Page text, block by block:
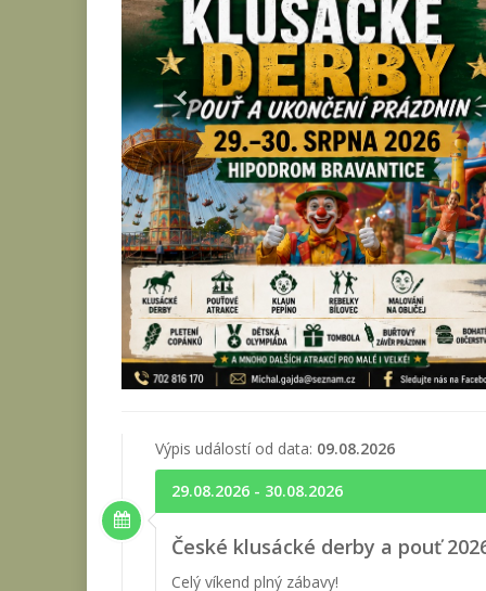
Výpis událostí od data: 09.08.2026
29.08.2026 - 30.08.2026
České klusácké derby a pouť
Celý víkend plný zábavy!